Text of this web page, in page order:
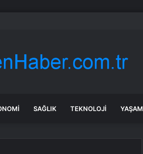
Hukuki yollara başvuruyor
SAĞLIK TEKNOLOJI YAŞAM